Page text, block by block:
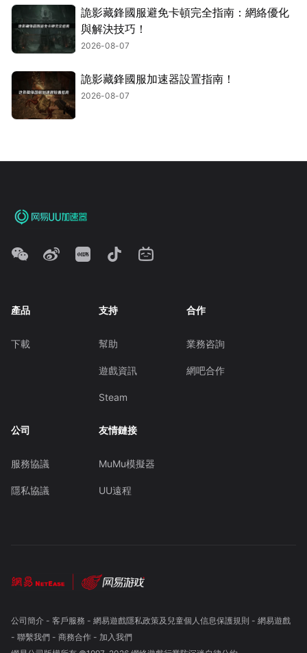
詭影藏鋒國服避免卡頓完全指南：網絡優化
與解決技巧！
2026-08-07
詭影藏鋒國服加速器設置指南！
2026-08-07
產品
下載
支持
幫助
遊戲資訊
Steam
合作
業務咨詢
網吧合作
公司
服務協議
隱私協議
友情鏈接
MuMu模擬器
UU遠程
公司簡介- 客戶服務 - 網易遊戲隱私政策及兒童個人信息保護規則 - 網易遊戲
- 聯繫我們- 商務合作- 加入我們